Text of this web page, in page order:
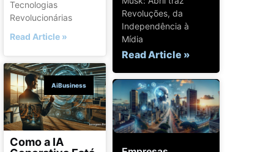
Tecnologias
Revolucionárias
Read Article »
AiBusiness
Como a IA
Revoluções, da
Independência à
Mídia
Read Article »